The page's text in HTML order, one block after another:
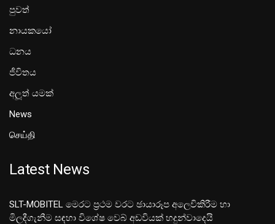
පුවත්
නායකයෝ
ධනය
ජීවිතය
අලූත් යමක්
News
செய்தி
Latest News
SLT-MOBITEL මෙරට ප්‍රථම වරට ඡායාරූප අලෙවිකිරීම හා
මිලදීගැනීම සඳහා විශේෂ වෙබ් අඩවියක් හදුන්වාදෙයි